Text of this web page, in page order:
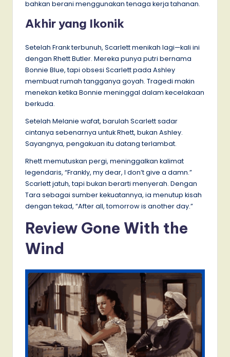
bahkan berani menggunakan tenaga kerja tahanan.
Akhir yang Ikonik
Setelah Frank terbunuh, Scarlett menikah lagi—kali ini
dengan Rhett Butler. Mereka punya putri bernama
Bonnie Blue, tapi obsesi Scarlett pada Ashley
membuat rumah tangganya goyah. Tragedi makin
menekan ketika Bonnie meninggal dalam kecelakaan
berkuda.
Setelah Melanie wafat, barulah Scarlett sadar
cintanya sebenarnya untuk Rhett, bukan Ashley.
Sayangnya, pengakuan itu datang terlambat.
Rhett memutuskan pergi, meninggalkan kalimat
legendaris, “Frankly, my dear, I don’t give a damn.”
Scarlett jatuh, tapi bukan berarti menyerah. Dengan
Tara sebagai sumber kekuatannya, ia menutup kisah
dengan tekad, “After all, tomorrow is another day.”
Review Gone With the
Wind